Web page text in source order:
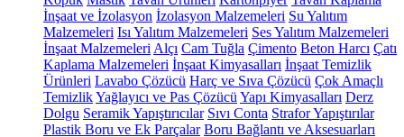
İnşaat ve İzolasyon İzolasyon Malzemeleri Su Yalıtım
Malzemeleri Isı Yalıtım Malzemeleri Ses Yalıtım Malzemeleri
İnşaat Malzemeleri Alçı Cam Tuğla Çimento Beton Harcı Çatı
Kaplama Malzemeleri İnşaat Kimyasalları İnşaat Temizlik
Ürünleri Lavabo Çözücü Harç ve Sıva Çözücü Çok Amaçlı
TemizlikYağlayıcı ve Pas Çözücü Yapı Kimyasalları Derz
Dolgu Seramik Yapıştırıcılar Sıvı Conta Strafor Yapıştırılar
Plastik Boru ve Ek Parçalar Boru Bağlantı ve Aksesuarları